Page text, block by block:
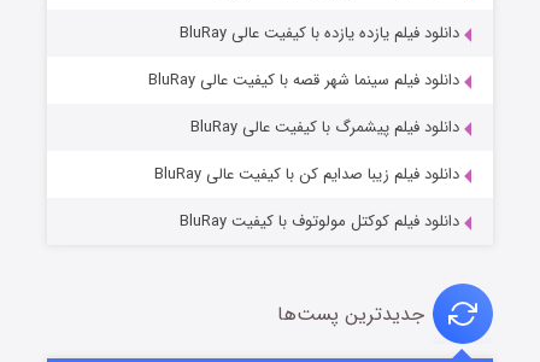
دانلود فیلم یازده یازده با کیفیت عالی BluRay
دانلود فیلم سینما شهر قصه با کیفیت عالی BluRay
دانلود فیلم پیشمرگ با کیفیت عالی BluRay
دانلود فیلم زیبا صدایم کن با کیفیت عالی BluRay
دانلود فیلم کوکتل مولوتوف با کیفیت BluRay
جدیدترین پست‌ها